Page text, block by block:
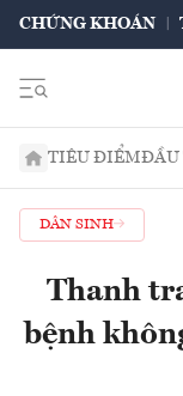
CHỨNG KHOÁN
TIÊU ĐIỂMĐẦU
DÂN SINH
Thanh
bệnh